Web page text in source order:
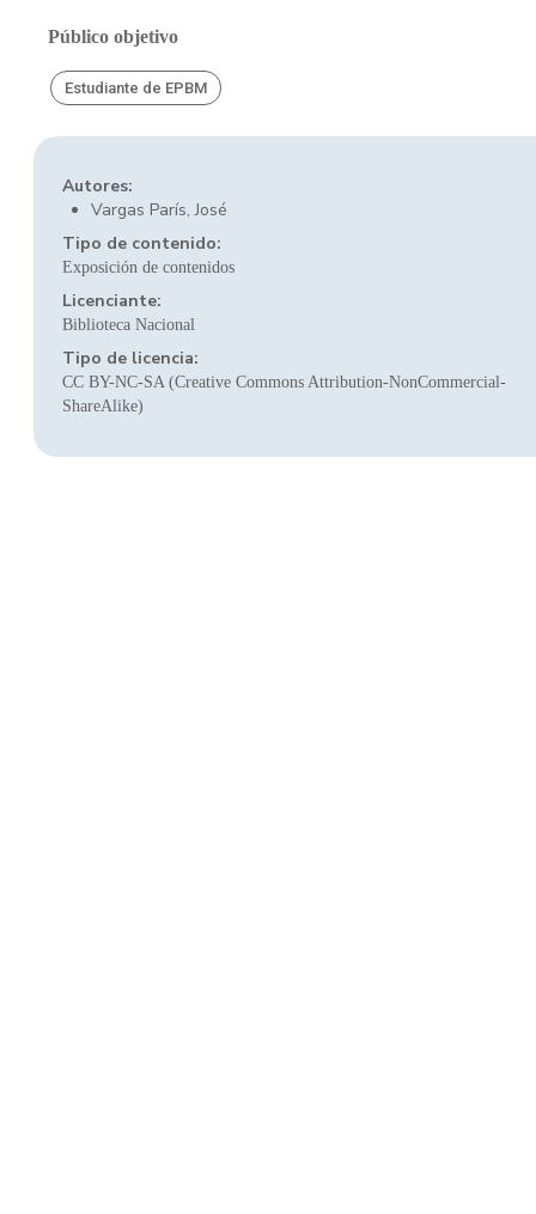
Público objetivo
Estudiante de EPBM
Autores:
Vargas París, José
Tipo de contenido:
Exposición de contenidos
Licenciante:
Biblioteca Nacional
Tipo de licencia:
CC BY-NC-SA (Creative Commons Attribution-NonCommercial-
ShareAlike)